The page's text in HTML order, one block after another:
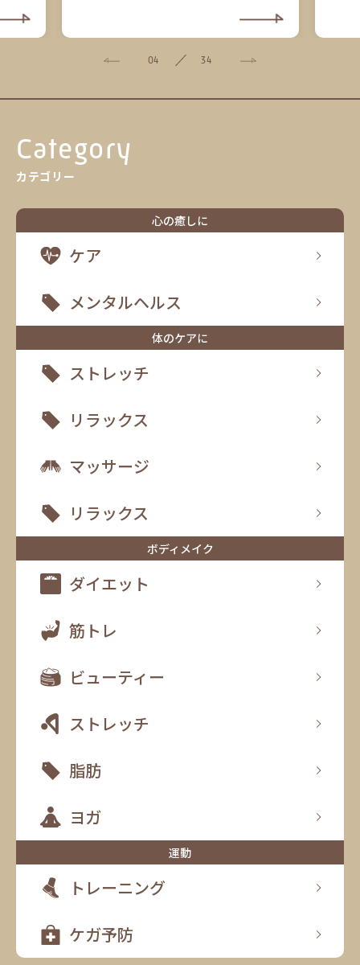
04 34
Category
カテゴリー
心の癒しに
ケア
メンタルヘルス
体のケアに
ストレッチ
リラックス
マッサージ
リラックス
ボディメイク
ダイエット
筋トレ
ビューティー
ストレッチ
脂肪
ヨガ
運動
トレーニング
ケガ予防